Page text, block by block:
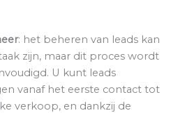
: het beheren van leads kan
zijn, maar dit proces wordt
U kunt leads
vanaf het eerste contact tot
verkoop, en dankzij de